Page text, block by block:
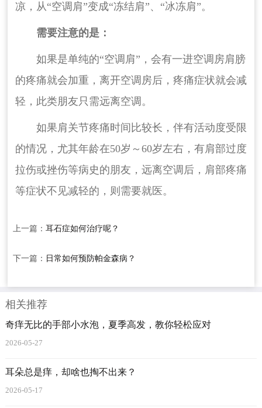
凉，从“空调肩”变成“冻结肩”、“冰冻肩”。
需要注意的是：
如果是单纯的“空调肩”，会有一进空调房肩膀
的疼痛就会加重，离开空调房后，疼痛症状就会减
轻，此类朋友只需远离空调。
如果肩关节疼痛时间比较长，伴有活动度受限
的情况，尤其年龄在50岁～60岁左右，有肩部过度
拉伤或挫伤等病史的朋友，远离空调后，肩部疼痛
等症状不见减轻的，则需要就医。
上一篇： 耳石症如何治疗呢？
下一篇： 日常如何预防帕金森病？
相关推荐
奇痒无比的手部小水泡，夏季高发，教你轻松应对
2026-05-27
耳朵总是痒，却啥也掏不出来？
2026-05-17